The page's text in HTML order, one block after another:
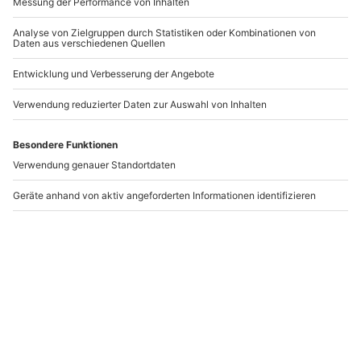
-15% CLUB DEAL
Gleitschirm
Tandemflug Silbertal
Silbertal
1 Person
5 (1) 149,90 €
Gleitschirm
Tandemflug St.
149,90 €